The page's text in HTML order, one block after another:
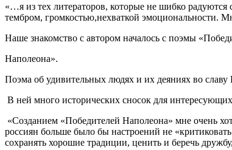
«…я из тех литераторов, которые не шибко радуются
тембром, громкостью,нехваткой эмоциональности.
Наше знакомство с автором началось с поэмы
Наполеона».
Поэма об удивительных людях и их деяниях во славу
В ней много исторических сносок для
«Созданием «Победителей Наполеона» мне очень
россиян больше было бы настроений не
сохранять хорошие традиции, ценить и беречь